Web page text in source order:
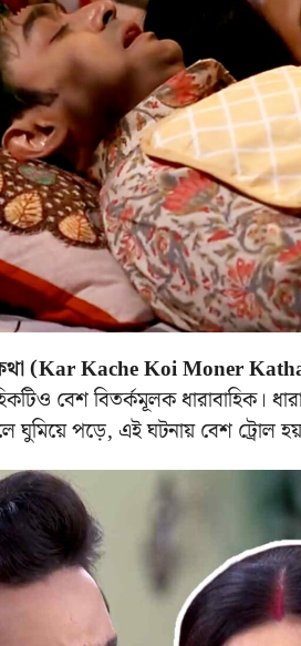
(Kar Kache Koi Moner
বেশ বিতর্কমূলক ধারাবাহিক।
ঘুমিয়ে পড়ে, এই ঘটনায় বেশ ট্রোল